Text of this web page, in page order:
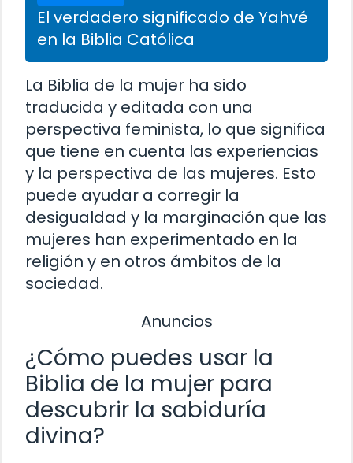
El verdadero significado de Yahvé
en la Biblia Católica
La Biblia de la mujer ha sido
traducida y editada con una
perspectiva feminista, lo que significa
que tiene en cuenta las experiencias
y la perspectiva de las mujeres. Esto
puede ayudar a corregir la
desigualdad y la marginación que las
mujeres han experimentado en la
religión y en otros ámbitos de la
sociedad.
Anuncios
¿Cómo puedes usar la
Biblia de la mujer para
descubrir la sabiduría
divina?